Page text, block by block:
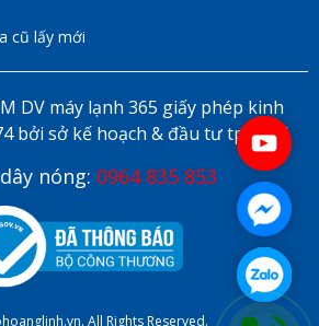
cũ lấy mới
DV máy lạnh 365 giấy phép kinh
bởi sở kế hoạch & đầu tư tp HCM
nóng: 0964 835 853
All Rights Reserved.